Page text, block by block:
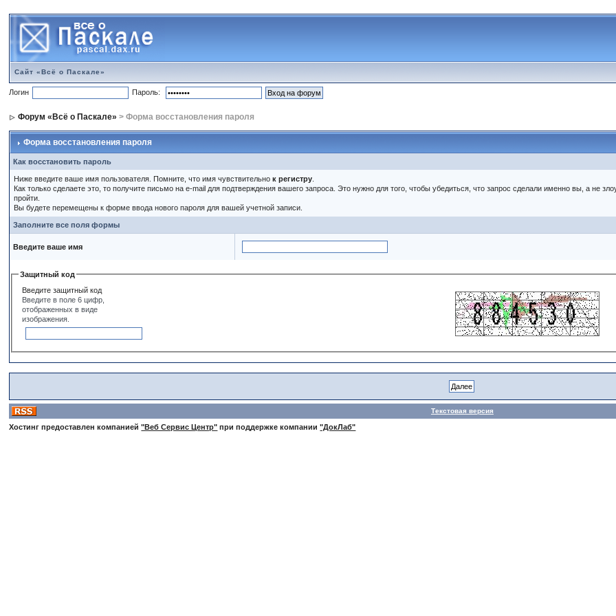
Сайт «Всё о Паскале»
Логин Пароль:
Форум «Всё о Паскале» > Форма восстановления пароля
Форма восстановления пароля
Как восстановить пароль
Ниже введите ваше имя пользователя. Помните, что имя чувствительнок регистру
Как только сделаете это, то получите письмо на e-mail для подтверждения вашего запроса. Это нужно для того, чтобы убедиться, что запрос сделали именно вы, а не
пройти.
Вы будете перемещены к форме ввода нового пароля для вашей учетной записи.
Заполните все поля формы
Введите ваше имя
Защитный код
Введите защитный код
Введите в поле 6 цифр,
отображенных в виде
изображения.
Текстовая версия
Хостинг предоставлен компанией"Веб Сервис Центр" при поддержке компании"ДокЛаб"